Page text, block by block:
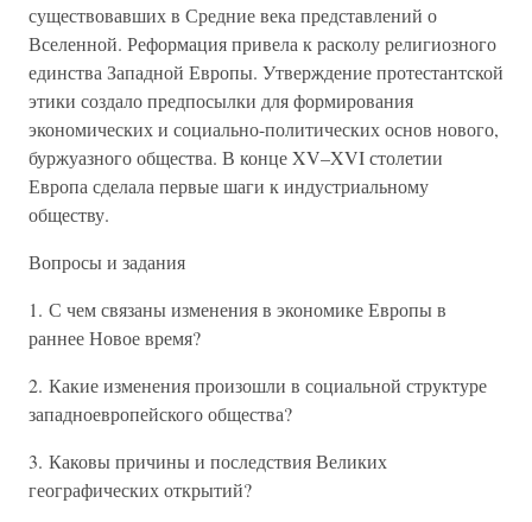
существовавших в Средние века представлений о
Вселенной. Реформация привела к расколу религиозного
единства Западной Европы. Утверждение протестантской
этики создало предпосылки для формирования
экономических и социально-политических основ нового,
буржуазного общества. В конце XV–XVI столетии
Европа сделала первые шаги к индустриальному
обществу.
Вопросы и задания
1. С чем связаны изменения в экономике Европы в
раннее Новое время?
2. Какие изменения произошли в социальной структуре
западноевропейского общества?
3. Каковы причины и последствия Великих
географических открытий?